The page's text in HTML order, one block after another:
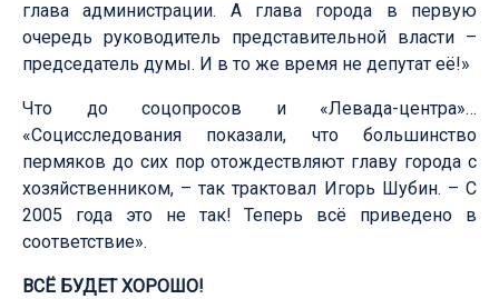
глава администрации. А глава города в первую
очередь руководитель представительной власти –
председатель думы. И в то же время не депутат её!»
Что до соцопросов и «Левада-центра»…
«Социсследования показали, что большинство
пермяков до сих пор отождествляют главу города с
хозяйственником, – так трактовал Игорь Шубин. – С
2005 года это не так! Теперь всё приведено в
соответствие».
ВСЁ БУДЕТ ХОРОШО!